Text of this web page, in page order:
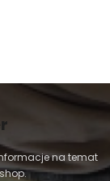
na temat